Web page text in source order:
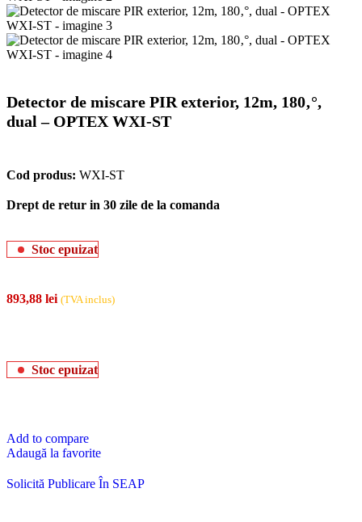
Detector de miscare PIR exterior, 12m, 180‚°,
dual – OPTEX WXI-ST
Cod produs: WXI-ST
Drept de retur in 30 zile de la comanda
Stoc epuizat
893,88 lei (TVA inclus)
Stoc epuizat
Add to compare
Adaugă la favorite
Solicită Publicare În SEAP